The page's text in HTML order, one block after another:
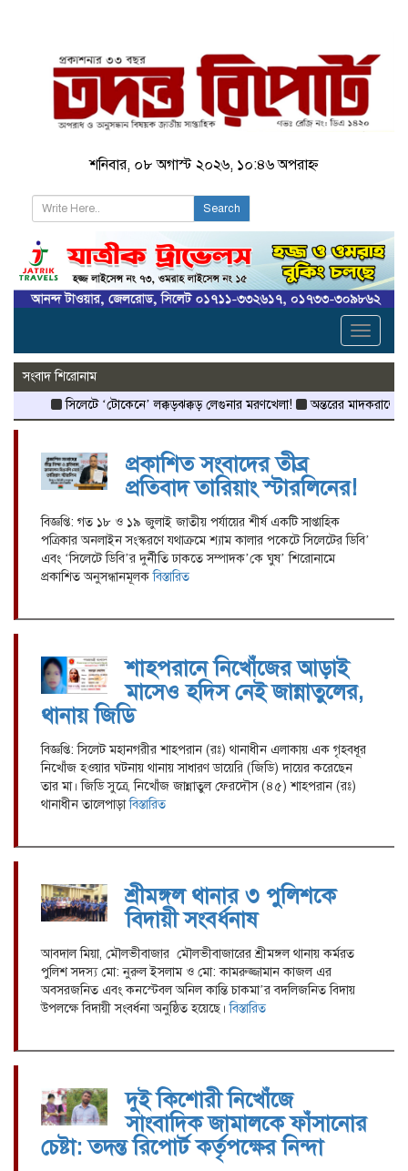
শনিবার, ০৮ অগাস্ট ২০২৬, ১০:৪৬ অপরাহ্ন
Search
Toggle
সংবাদ শিরোনাম
সিলেটে ‘টোকেনে’ লক্কড়ঝক্কড় লেগুনার মরণখেলা!
অন্তরের মাদকরাজ্যে
প্রকাশিত সংবাদের তীব্র
প্রতিবাদ তারিয়াং স্টারলিনের!
বিজ্ঞপ্তি: গত ১৮ ও ১৯ জুলাই জাতীয় পর্যায়ের শীর্ষ একটি সাপ্তাহিক
পত্রিকার অনলাইন সংস্করণে যথাক্রমে শ্যাম কালার পকেটে সিলেটের ডিবি’
এবং ‘সিলেটে ডিবি’র দুর্নীতি ঢাকতে সম্পাদক’কে ঘুষ’ শিরোনামে
প্রকাশিত অনুসন্ধানমূলকবিস্তারিত
শাহপরানে নিখোঁজের আড়াই
মাসেও হদিস নেই জান্নাতুলের,
থানায় জিডি
বিজ্ঞপ্তি: সিলেট মহানগরীর শাহপরান (রঃ) থানাধীন এলাকায় এক গৃহবধূর
নিখোঁজ হওয়ার ঘটনায় থানায় সাধারণ ডায়েরি (জিডি) দায়ের করেছেন
তার মা। জিডি সুত্রে, নিখোঁজ জান্নাতুল ফেরদৌস (৪৫) শাহপরান (রঃ)
থানাধীন তালেপাড়াবিস্তারিত
শ্রীমঙ্গল থানার ৩ পুলিশকে
বিদায়ী সংবর্ধনাষ
আবদাল মিয়া, মৌলভীবাজার মৌলভীবাজারের শ্রীমঙ্গল থানায় কর্মরত
পুলিশ সদস্য মো: নুরুল ইসলাম ও মো: কামরুজ্জামান কাজল এর
অবসরজনিত এবং কনস্টেবল অনিল কান্তি চাকমা’র বদলিজনিত বিদায়
উপলক্ষে বিদায়ী সংবর্ধনা অনুষ্ঠিত হয়েছে।বিস্তারিত
দুই কিশোরী নিখোঁজে
সাংবাদিক জামালকে ফাঁসানোর
চেষ্টা: তদন্ত রিপোর্ট কর্তৃপক্ষের নিন্দা